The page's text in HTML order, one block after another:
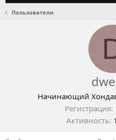
Пользователи
Начинающий
Регистрация
Активность